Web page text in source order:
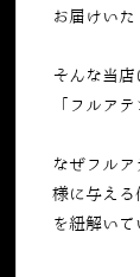
お届けいた
そんな当
「フルア
なぜフル
様に与え
を紐解いて